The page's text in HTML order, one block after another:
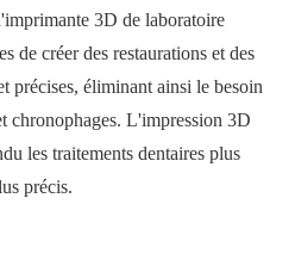
3D de laboratoire
de créer des restaurations et des
précises, éliminant ainsi le besoin
chronophages. L'impression 3D
les traitements dentaires plus
précis.